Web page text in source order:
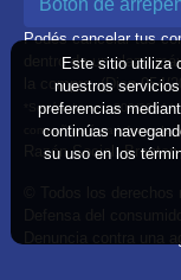
Boton de
Podés cancelar tus
dentro de un plazo
la compra. (Disp.954/
*Según decreto 809/2024
compañía aérea informada
Razón Social:
Defensa del
Denuncia contra una
Este sitio utiliza
nuestros
preferencias
continúas
su uso en los